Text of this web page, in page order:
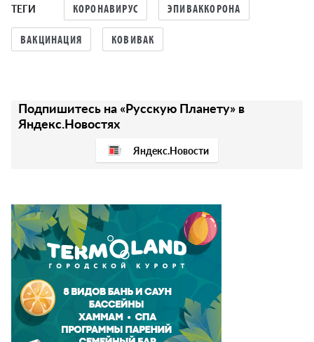
ТЕГИ КОРОНАВИРУС ЭПИВАККОРОНА
ВАКЦИНАЦИЯ КОВИВАК
Подпишитесь на «Русскую Планету» в
Яндекс.Новостях
Яндекс.Новости